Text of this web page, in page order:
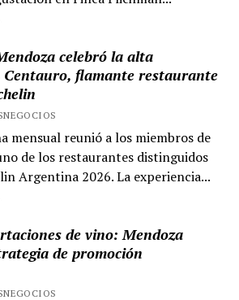
celebró la alta
Centauro, flamante restaurante
mensual reunió a los miembros de
de los restaurantes distinguidos
Argentina 2026. La experiencia...
de vino: Mendoza
de promoción